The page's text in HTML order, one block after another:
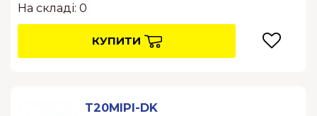
На складі: 0
КУПИТИ
T20MIPI-DK